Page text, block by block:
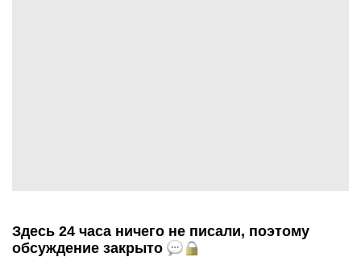
Здесь 24 часа ничего не писали, поэтому
обсуждение закрыто